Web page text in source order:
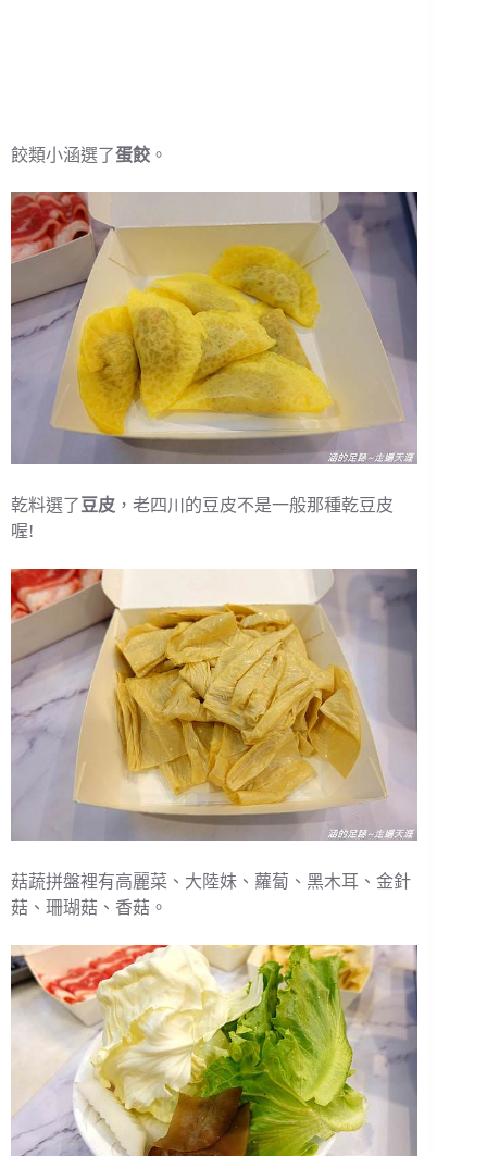
餃類小涵選了蛋餃 。
乾料選了 豆皮 ，老四川的豆皮不是一般那種乾豆皮
喔!
菇蔬拼盤裡有高麗菜、大陸妹、蘿蔔、黑木耳、金針
菇、珊瑚菇、香菇。